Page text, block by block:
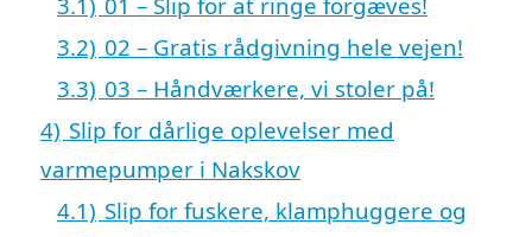
3.2) 02 – Gratis rådgivning hele vejen!
3.3) 03 – Håndværkere, vi stoler på!
4) Slip for dårlige oplevelser med
varmepumper i Nakskov
4.1) Slip for fuskere, klamphuggere og